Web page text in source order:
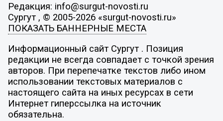
Редакция: info@surgut-novosti.ru
Сургут , © 2005-2026 «surgut-novosti.ru»
ПОКАЗАТЬ БАННЕРНЫЕ МЕСТА
Информационный сайт Сургут . Позиция
редакции не всегда совпадает с точкой зрения
авторов. При перепечатке текстов либо ином
использовании текстовых материалов с
настоящего сайта на иных ресурсах в сети
Интернет гиперссылка на источник
обязательна.